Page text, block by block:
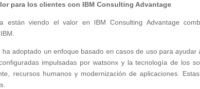
para los clientes con IBM Consulting Advantage
están viendo el valor en IBM Consulting Advantage
ha adoptado un enfoque basado en casos de uso para
impulsadas por watsonx y la tecnología de los
recursos humanos y modernización de aplicaciones.